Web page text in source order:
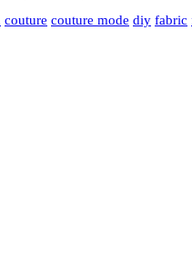
couture couture mode diy fabric